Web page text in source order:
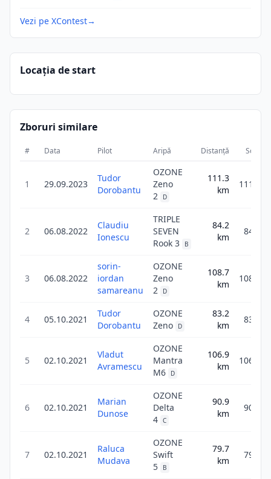
Vezi pe XContest→
Locația de start
Zboruri similare
# Data Pilot Aripă Distanță Scor
1 29.09.2023
Tudor
Dorobantu
OZONE
Zeno
2
D
111.3
km
111.3
2 06.08.2022
Claudiu
Ionescu
TRIPLE
SEVEN
Rook 3
B
84.2
km
84.2
3 06.08.2022
sorin-
iordan
samareanu
OZONE
Zeno
2
D
108.7
km
108.7
4 05.10.2021
Tudor
Dorobantu
OZONE
Zeno
D
83.2
km
83.2
5 02.10.2021
Vladut
Avramescu
OZONE
Mantra
M6
D
106.9
km
106.9
6 02.10.2021
Marian
Dunose
OZONE
Delta
4 C
90.9
km
90.9
7 02.10.2021
Raluca
Mudava
OZONE
Swift
5
B
79.7
km
79.7